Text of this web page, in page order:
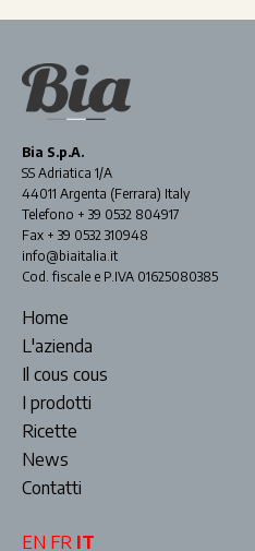
Bia S.p.A.
SS Adriatica 1/A
44011 Argenta (Ferrara) Italy
Telefono + 39 0532 804917
Fax + 39 0532 310948
info@biaitalia.it
Cod. fiscale e P.IVA 01625080385
Home
L'azienda
Il cous cous
I prodotti
Ricette
News
Contatti
EN FR IT